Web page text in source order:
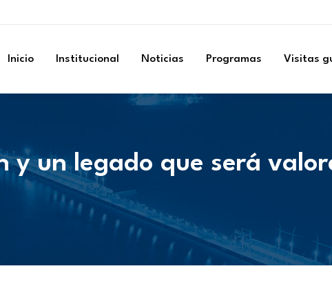
Inicio Institucional Noticias Programas Visitas
y un legado que será